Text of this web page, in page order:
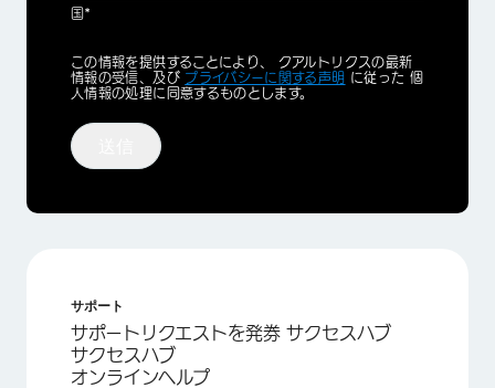
国*
Privacy
Optin
この情報を提供することにより、 クアルトリクスの最新
情報の受信、及び プライバシーに関する声明 に従った 個
人情報の処理に同意するものとします。
サポート
サポートリクエストを発券 サクセスハブ
サクセスハブ
オンラインヘルプ